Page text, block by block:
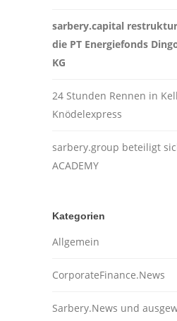
sarbery.capital
die PT Energiefonds
KG
24 Stunden Rennen in
Knödelexpress
sarbery.group beteiligt
ACADEMY
Kategorien
Allgemein
CorporateFinance.News
Sarbery.News und